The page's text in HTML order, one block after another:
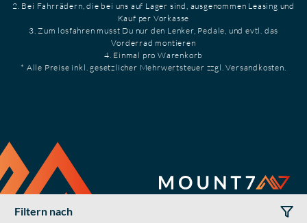
Filtern nach
2. Bei Fahrrädern, die bei uns auf Lager sind, ausgenommen Leasing und
Kauf per Vorkasse
3. Zum losfahren musst Du nur den Lenker, Pedale, und evtl. das
Vorderrad montieren
4. Einmal pro Warenkorb
* Alle Preise inkl. gesetzlicher Mehrwertsteuer zzgl. Versandkosten.